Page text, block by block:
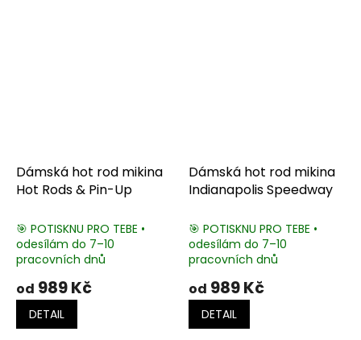
Dámská hot rod mikina
Hot Rods & Pin-Up
🎯 POTISKNU PRO TEBE •
odesílám do 7–10
pracovních dnů
od 989 Kč
DETAIL
Dámská hot rod mikina
Indianapolis Speedway
🎯 POTISKNU PRO TEBE •
odesílám do 7–10
pracovních dnů
od 989 Kč
DETAIL